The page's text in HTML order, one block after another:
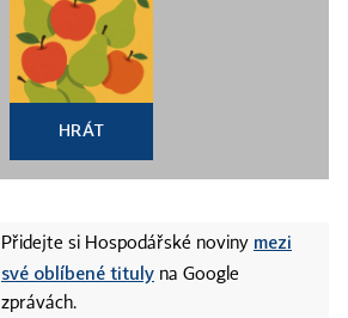
HRÁT
Přidejte si Hospodářské noviny mezi
své oblíbené tituly na Google
zprávách.